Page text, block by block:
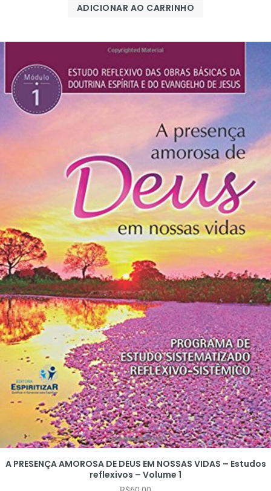
ADICIONAR AO CARRINHO
A PRESENÇA AMOROSA DE DEUS EM NOSSAS VIDAS – Estudos
reflexivos – Volume 1